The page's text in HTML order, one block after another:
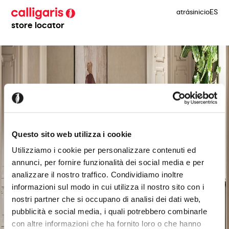
Questo sito web utilizza i cookie
Utilizziamo i cookie per personalizzare contenuti ed
annunci, per fornire funzionalità dei social media e per
analizzare il nostro traffico. Condividiamo inoltre
informazioni sul modo in cui utilizza il nostro sito con i
nostri partner che si occupano di analisi dei dati web,
pubblicità e social media, i quali potrebbero combinarle
con altre informazioni che ha fornito loro o che hanno
store locator
atrásinicioES